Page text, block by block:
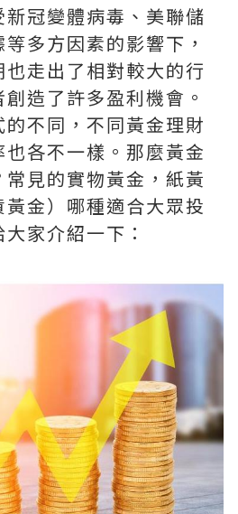
冠變體病毒、美聯儲
多方因素的影響下，
走出了相對較大的行
造了許多盈利機會。
不同，不同黃金理財
各不一樣。那麼黃金
見的實物黃金，紙黃
金）哪種適合大眾投
家介紹一下：